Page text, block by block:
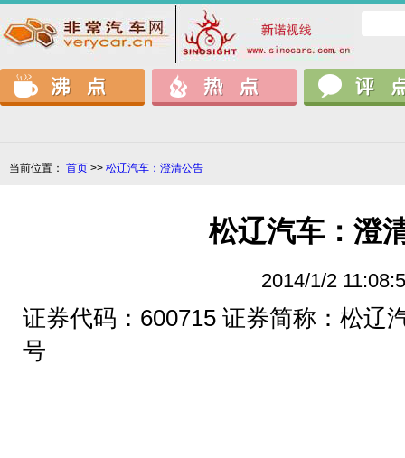
当前位置： 首页 >> 松辽汽车：澄清公告
松辽汽车：澄
2014/1/2
证券代码：600715 证券简称：松辽
号